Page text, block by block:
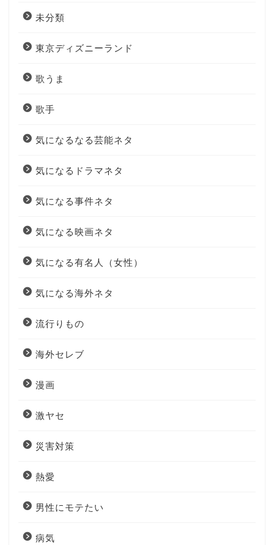
未分類
東京ディズニーランド
歌うま
歌手
気になるなる芸能ネタ
気になるドラマネタ
気になる事件ネタ
気になる映画ネタ
気になる有名人（女性）
気になる海外ネタ
流行りもの
海外セレブ
漫画
激ヤセ
災害対策
熱愛
男性にモテたい
病気